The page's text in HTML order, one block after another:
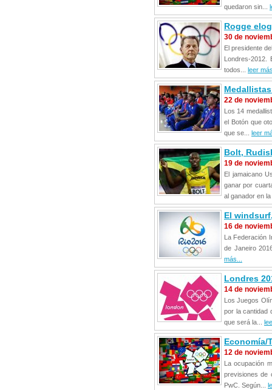
quedaron sin...
Rogge
30 de
El presidente
Londres-2012.
todos... leer
22 de
Los 14
el Botón que
que se... leer
Bolt,
19 de
El jamaicano
ganar por
al ganador en
El
16 de
La Federación
de Janeiro
más...
Londres
14 de
Los Juegos
por la cantidad
que será la...
Economía/
12 de
La ocupación
previsiones de
PwC. Según...